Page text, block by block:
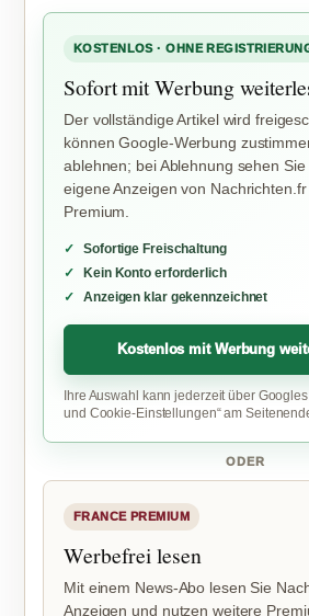
KOSTENLOS · OHNE
Sofort mit Werbung
Der vollständige Artikel wird
können Google-Werbung
ablehnen; bei Ablehnung sehen
eigene Anzeigen von
Premium.
Sofortige Freischaltung
Kein Konto erforderlich
Anzeigen klar gekennzeichnet
Kostenlos mit Werbung
Ihre Auswahl kann jederzeit über
und Cookie-Einstellungen“ am
ODER
FRANCE PREMIUM
Werbefrei lesen
Mit einem News-Abo lesen Sie
Anzeigen und nutzen weitere